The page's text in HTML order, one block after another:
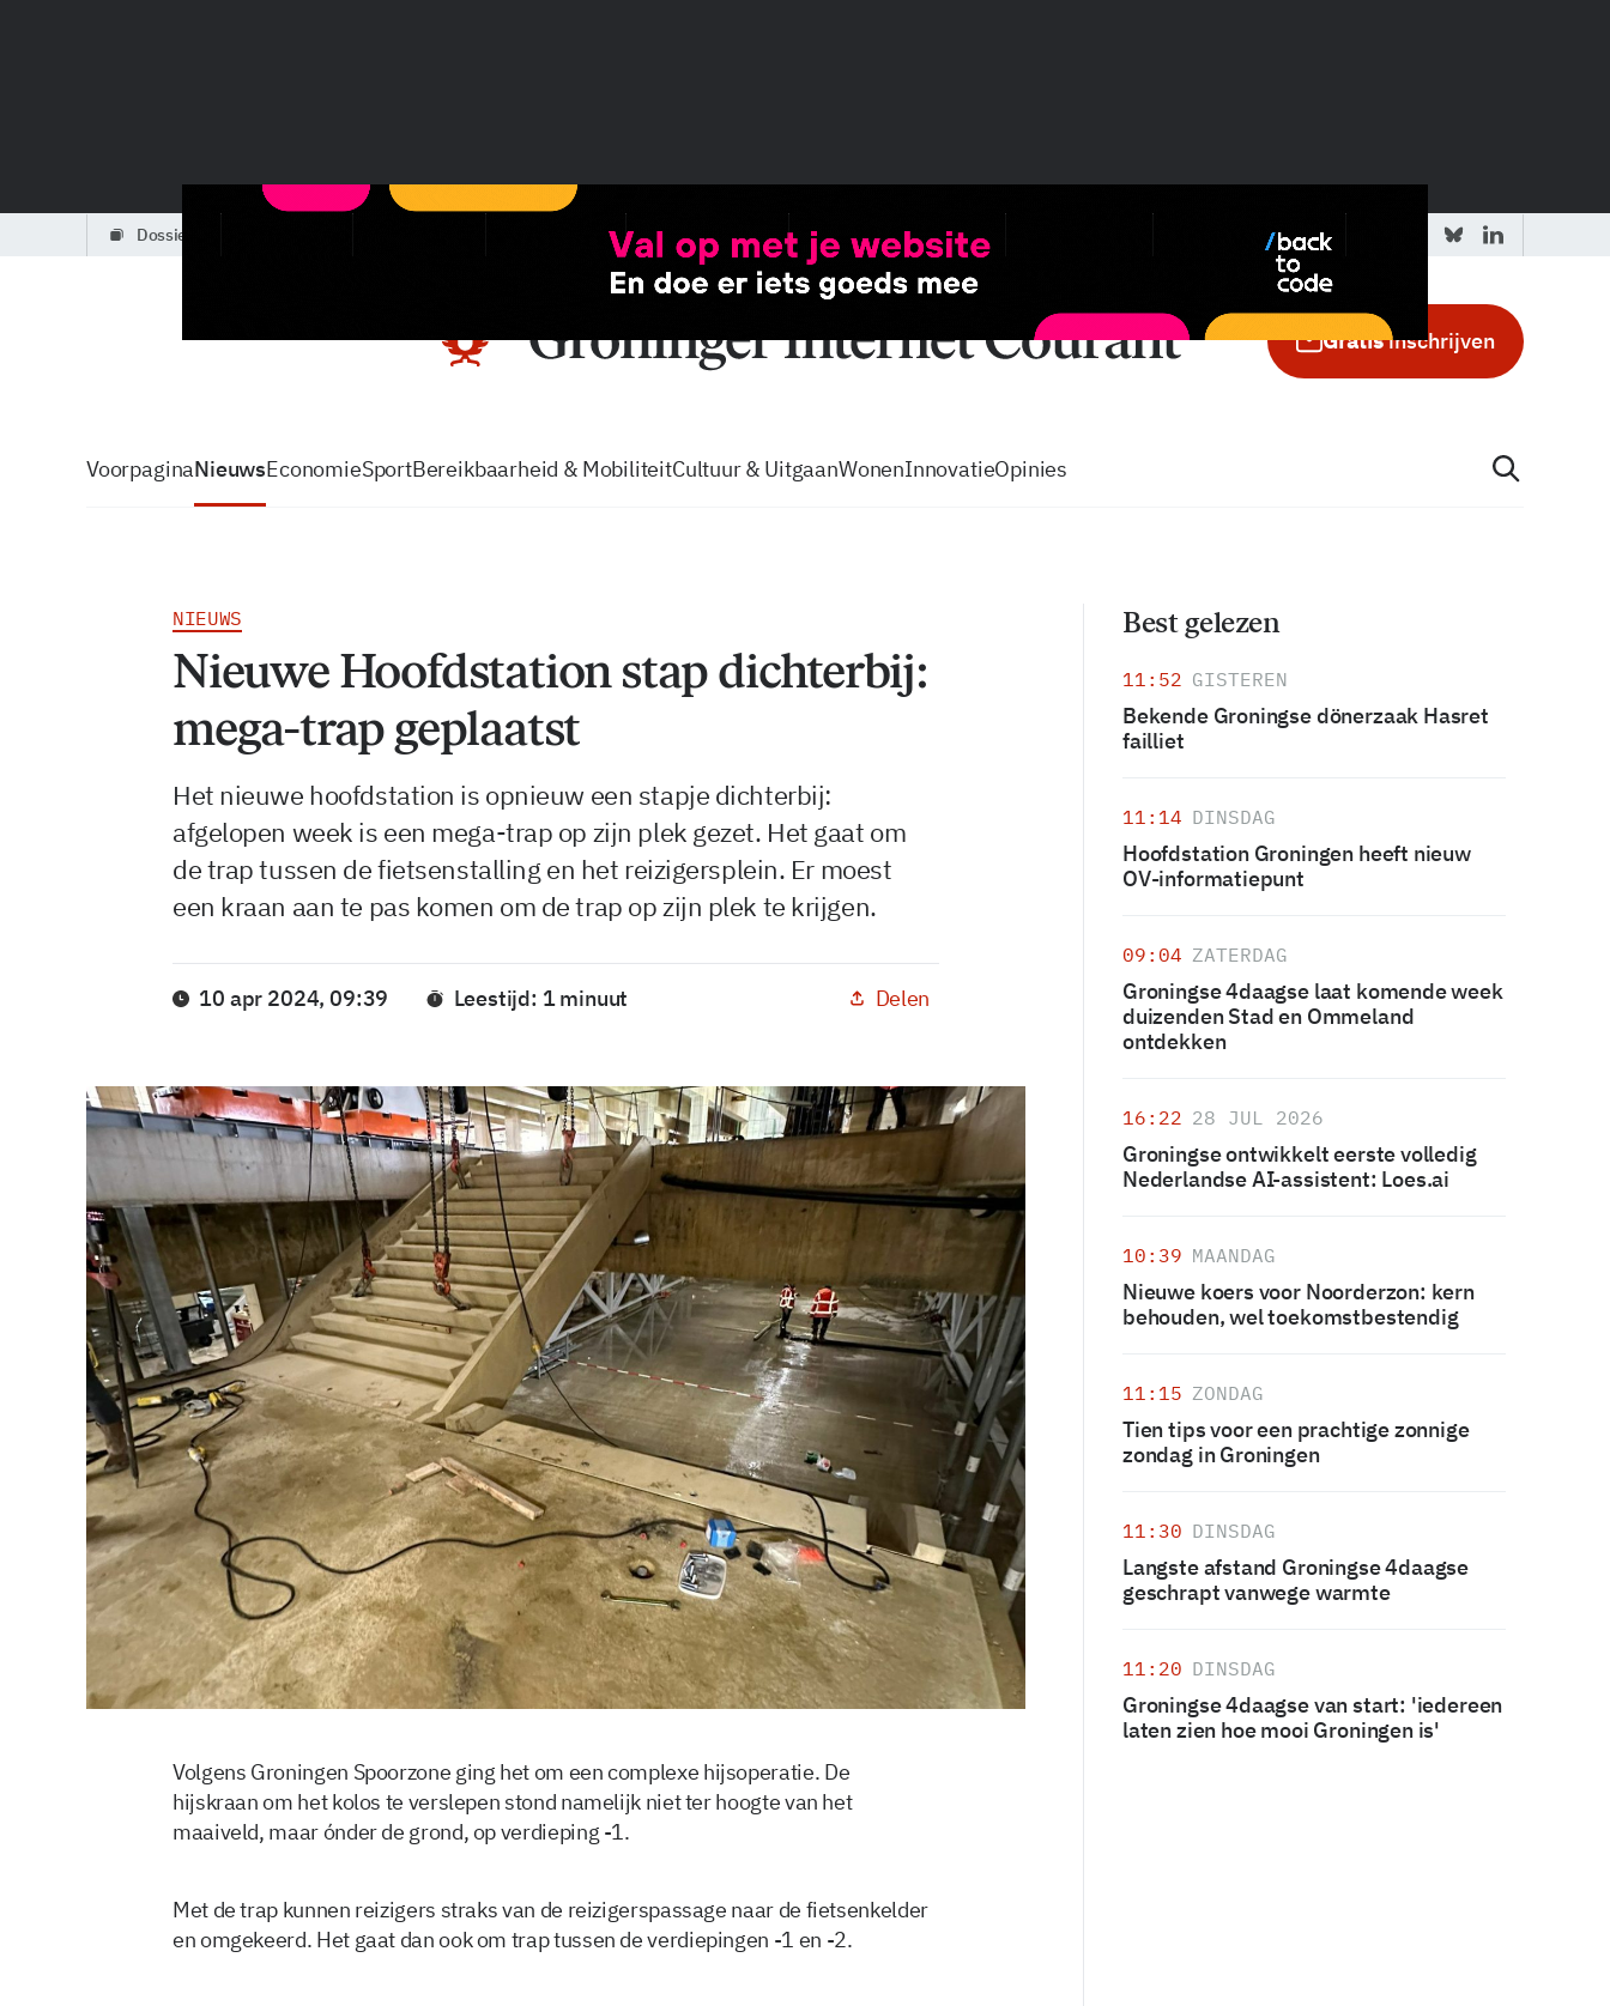
dossiers zo volg je de GIC Adverteren in de GIC
Gratisinschrijven
VoorpaginaNieuwsEconomieSportBereikbaarheid & MobiliteitCultuur & UitgaanWonenInnovatieOpinies
NIEUWS
Nieuwe Hoofdstation stap dichterbij:
mega-trap geplaatst
Het nieuwe hoofdstation is opnieuw een stapje dichterbij:
afgelopen week is een mega-trap op zijn plek gezet. Het gaat om
de trap tussen de fietsenstalling en het reizigersplein. Er moest
een kraan aan te pas komen om de trap op zijn plek te krijgen.
10 apr 2024, 09:39 Leestijd: 1 minuut Delen
Volgens Groningen Spoorzone ging het om een complexe hijsoperatie. De
hijskraan om het kolos te verslepen stond namelijk niet ter hoogte van het
maaiveld, maar ónder de grond, op verdieping -1.
Met de trap kunnen reizigers straks van de reizigerspassage naar de fietsenkelder
en omgekeerd. Het gaat dan ook om trap tussen de verdiepingen -1 en -2.
Best gelezen
11:52 GISTEREN
Bekende Groningse dönerzaak Hasret
failliet
11:14 DINSDAG
Hoofdstation Groningen heeft nieuw
OV-informatiepunt
09:04 ZATERDAG
Groningse 4daagse laat komende week
duizenden Stad en Ommeland
ontdekken
16:22 28 JUL 2026
Groningse ontwikkelt eerste volledig
Nederlandse AI-assistent: Loes.ai
10:39 MAANDAG
Nieuwe koers voor Noorderzon: kern
behouden, wel toekomstbestendig
11:15 ZONDAG
Tien tips voor een prachtige zonnige
zondag in Groningen
11:30 DINSDAG
Langste afstand Groningse 4daagse
geschrapt vanwege warmte
11:20 DINSDAG
Groningse 4daagse van start: 'iedereen
laten zien hoe mooi Groningen is'